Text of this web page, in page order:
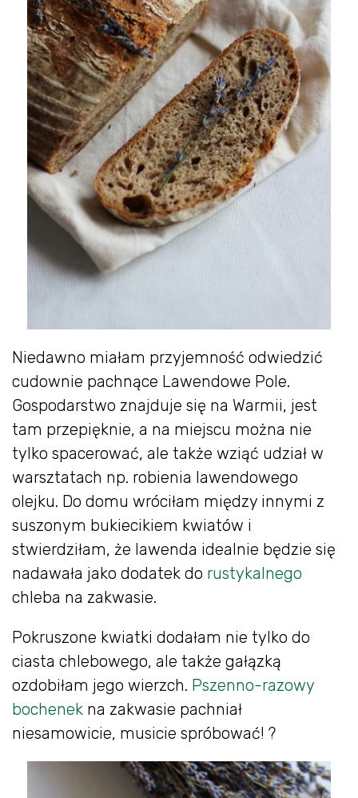
Niedawno miałam przyjemność odwiedzić
cudownie pachnące Lawendowe Pole.
Gospodarstwo znajduje się na Warmii, jest
tam przepięknie, a na miejscu można nie
tylko spacerować, ale także wziąć udział w
warsztatach np. robienia lawendowego
olejku. Do domu wróciłam między innymi z
suszonym bukiecikiem kwiatów i
stwierdziłam, że lawenda idealnie będzie się
nadawała jako dodatek do rustykalnego
chleba na zakwasie.
Pokruszone kwiatki dodałam nie tylko do
ciasta chlebowego, ale także gałązką
ozdobiłam jego wierzch. Pszenno-razowy
bochenek na zakwasie pachniał
niesamowicie, musicie spróbować! ?